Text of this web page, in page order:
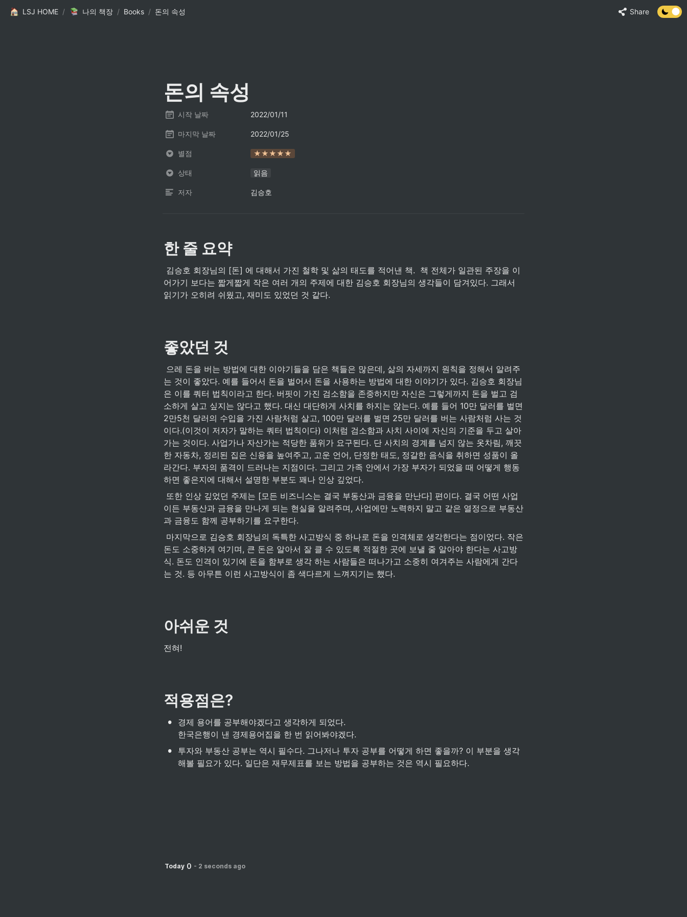
LSJ HOME / 나의 책장 / Books / 돈의 속성 Share
돈의 속성
시작 날짜 2022/01/11
마지막 날짜 2022/01/25
별점 ★★★★★
상태 읽음
저자 김승호
한 줄 요약
어가기 보다는 짧게짧게 작은 여러 개의 주제에 대한 김승호 회장님의 생각들이 담겨있다. 그래서
읽기가 오히려 쉬웠고, 재미도 있었던 것 같다.
좋았던 것
는 것이 좋았다. 예를 들어서 돈을 벌어서 돈을 사용하는 방법에 대한 이야기가 있다. 김승호 회장님
은 이를 쿼터 법칙이라고 한다. 버핏이 가진 검소함을 존중하지만 자신은 그렇게까지 돈을 벌고 검
소하게 살고 싶지는 않다고 했다. 대신 대단하게 사치를 하지는 않는다. 예를 들어 10만 달러를 벌면
2만5천 달러의 수입을 가진 사람처럼 살고, 100만 달러를 벌면 25만 달러를 버는 사람처럼 사는 것
이다.(이것이 저자가 말하는 쿼터 법칙이다) 이처럼 검소함과 사치 사이에 자신의 기준을 두고 살아
가는 것이다. 사업가나 자산가는 적당한 품위가 요구된다. 단 사치의 경계를 넘지 않는 옷차림, 깨끗
한 자동차, 정리된 집은 신용을 높여주고, 고운 언어, 단정한 태도, 정갈한 음식을 취하면 성품이 올
라간다. 부자의 품격이 드러나는 지점이다. 그리고 가족 안에서 가장 부자가 되었을 때 어떻게 행동
하면 좋은지에 대해서 설명한 부분도 꽤나 인상 깊었다.
이든 부동산과 금융을 만나게 되는 현실을 알려주며, 사업에만 노력하지 말고 같은 열정으로 부동산
과 금융도 함께 공부하기를 요구한다.
돈도 소중하게 여기며, 큰 돈은 알아서 잘 클 수 있도록 적절한 곳에 보낼 줄 알아야 한다는 사고방
식. 돈도 인격이 있기에 돈을 함부로 생각 하는 사람들은 떠나가고 소중히 여겨주는 사람에게 간다
는 것. 등 아무튼 이런 사고방식이 좀 색다르게 느껴지기는 했다.
아쉬운 것
전혀!
적용점은?
•
경제 용어를 공부해야겠다고 생각하게 되었다.
한국은행이 낸 경제용어집을 한 번 읽어봐야겠다.
•
투자와 부동산 공부는 역시 필수다. 그나저나 투자 공부를 어떻게 하면 좋을까? 이 부분을 생각
해볼 필요가 있다. 일단은 재무제표를 보는 방법을 공부하는 것은 역시 필요하다.
Today 0 - 2 seconds ago